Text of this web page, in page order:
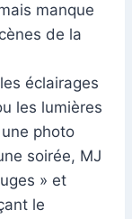
manque
de la
éclairages
les lumières
photo
soirée, MJ
» et
le